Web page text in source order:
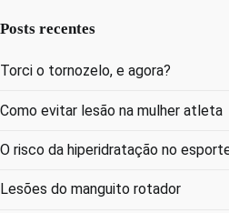
Posts recentes
Torci o tornozelo, e agora?
Como evitar lesão na mulher atleta
O risco da hiperidratação no
Lesões do manguito rotador